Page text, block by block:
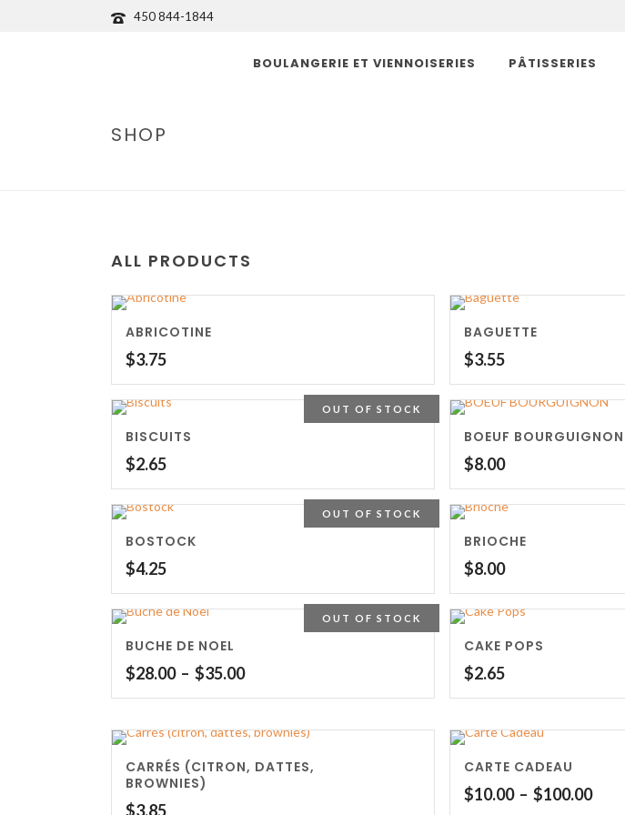
450 844-1844
BOULANGERIE ET VIENNOISERIES PÂTISSERIES
SHOP
ALL PRODUCTS
ABRICOTINE
$3.75
BAGUETTE
$3.55
OUT OF STOCK
BISCUITS
$2.65
BOEUF BOURGUIGNON
$8.00
OUT OF STOCK
BOSTOCK
$4.25
BRIOCHE
$8.00
OUT OF STOCK
BUCHE DE NOEL
$28.00 – $35.00Plage
de
$28.00
$35.00
CAKE POPS
$2.65
CARRÉS (CITRON, DATTES,
BROWNIES)
$3.85
CARTE CADEAU
$10.00 – $100.00Plage